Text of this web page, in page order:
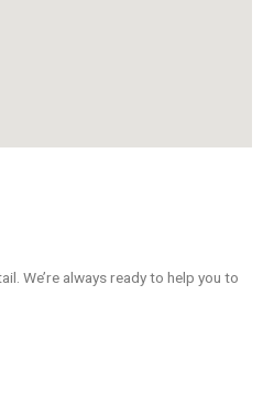
We’re always ready to help you to